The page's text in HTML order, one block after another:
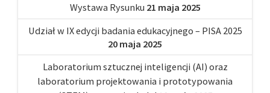
Wystawa Rysunku 21 maja 2025
Udział w IX edycji badania edukacyjnego – PISA 2025
20 maja 2025
Laboratorium sztucznej inteligencji (AI) oraz
laboratorium projektowania i prototypowania